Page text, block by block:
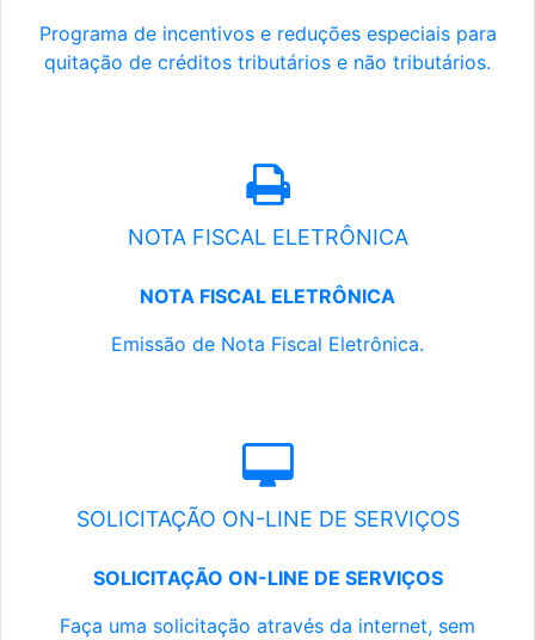
Programa de incentivos e reduções especiais para
quitação de créditos tributários e não tributários.
NOTA FISCAL ELETRÔNICA
NOTA FISCAL ELETRÔNICA
Emissão de Nota Fiscal Eletrônica.
SOLICITAÇÃO ON-LINE DE SERVIÇOS
SOLICITAÇÃO ON-LINE DE SERVIÇOS
Faça uma solicitação através da internet, sem